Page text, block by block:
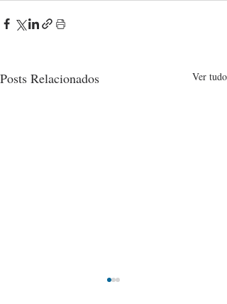
Posts Relacionados Ver tudo